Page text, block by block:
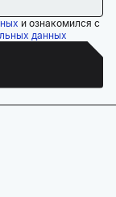
и ознакомился с
данных